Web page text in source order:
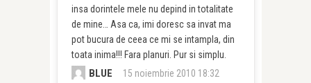
insa dorintele mele nu depind in totalitate
de mine… Asa ca, imi doresc sa invat ma
pot bucura de ceea ce mi se intampla, din
toata inima!!! Fara planuri. Pur si simplu.
BLUE 15 noiembrie 2010 18:32